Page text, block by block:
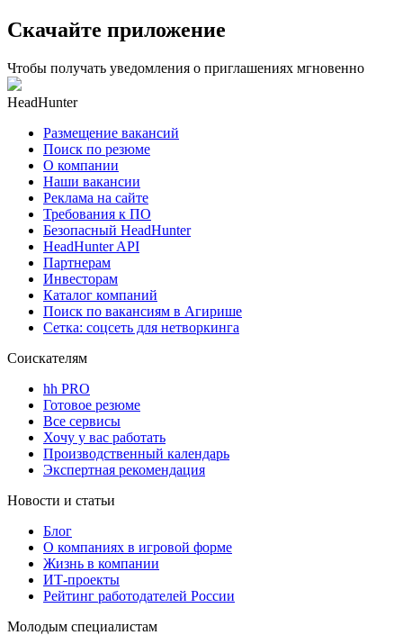
Скачайте приложение
Чтобы получать уведомления о приглашениях мгновенно
HeadHunter
Размещение вакансий
Поиск по резюме
О компании
Наши вакансии
Реклама на сайте
Требования к ПО
Безопасный HeadHunter
HeadHunter API
Партнерам
Инвесторам
Каталог компаний
Поиск по вакансиям в Агирише
Сетка: соцсеть для нетворкинга
Соискателям
hh PRO
Готовое резюме
Все сервисы
Хочу у вас работать
Производственный календарь
Экспертная рекомендация
Новости и статьи
Блог
О компаниях в игровой форме
Жизнь в компании
ИТ-проекты
Рейтинг работодателей России
Молодым специалистам